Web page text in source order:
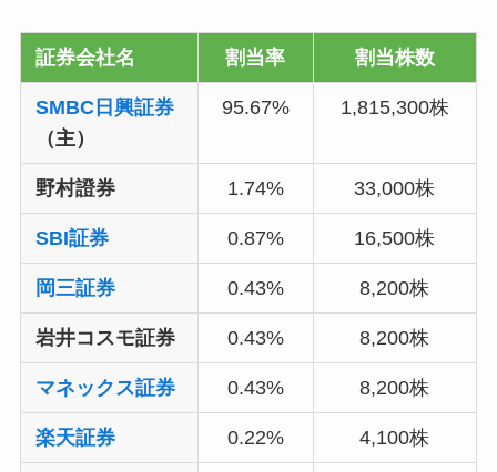
証券会社名 割当率 割当株数
SMBC日興証券
（主）
95.67% 1,815,300株
野村證券 1.74% 33,000株
SBI証券 0.87% 16,500株
岡三証券 0.43% 8,200株
岩井コスモ証券 0.43% 8,200株
マネックス証券 0.43% 8,200株
楽天証券 0.22% 4,100株